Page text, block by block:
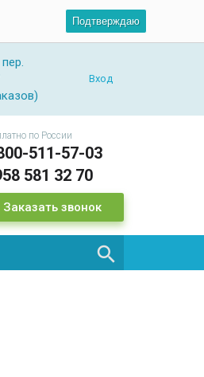
Подтверждаю
Вход
по России
511-57-03
581 32 70
Заказать звонок
